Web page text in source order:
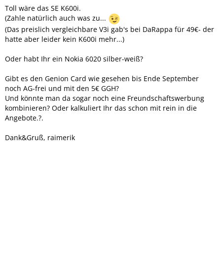
Toll wäre das SE K600i.
(Zahle natürlich auch was zu...
(Das preislich vergleichbare V3i gab's bei DaRappa für 49€- der
hatte aber leider kein K600i mehr...)
Oder habt Ihr ein Nokia 6020 silber-weiß?
Gibt es den Genion Card wie gesehen bis Ende September
noch AG-frei und mit den 5€ GGH?
Und könnte man da sogar noch eine Freundschaftswerbung
kombinieren? Oder kalkuliert Ihr das schon mit rein in die
Angebote.?.
Dank&Gruß, raimerik